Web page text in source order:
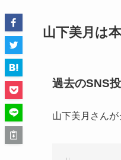
山下美月は
過去のSNS
山下美月さん